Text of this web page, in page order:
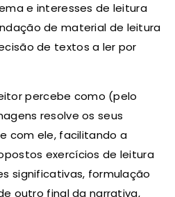
e interesses de leitura
de material de leitura
de textos a ler por
percebe como (pelo
resolve os seus
com ele, facilitando a
exercícios de leitura
significativas, formulação
outro final da narrativa,